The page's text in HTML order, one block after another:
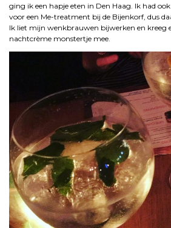
ging ik een hapje eten in Den Haag. Ik had
voor een Me-treatment bij de Bijenkorf, dus
Ik liet mijn wenkbrauwen bijwerken en kreeg
nachtcrème monstertje mee.